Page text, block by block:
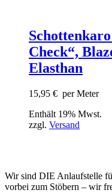
Check“,
Elasthan
15,95 € per Meter
Enthält 19% Mwst.
zzgl. Versand
Wir sind DIE Anlaufstelle
vorbei zum Stöbern – wir